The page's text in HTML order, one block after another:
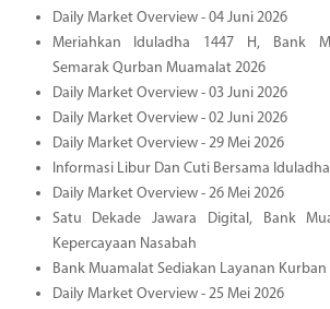
Daily Market Overview - 04 Juni 2026
Meriahkan Iduladha 1447 H, Bank
Semarak Qurban Muamalat 2026
Daily Market Overview - 03 Juni 2026
Daily Market Overview - 02 Juni 2026
Daily Market Overview - 29 Mei 2026
Informasi Libur Dan Cuti Bersama Iduladha
Daily Market Overview - 26 Mei 2026
Satu Dekade Jawara Digital, Bank
Kepercayaan Nasabah
Bank Muamalat Sediakan Layanan
Daily Market Overview - 25 Mei 2026